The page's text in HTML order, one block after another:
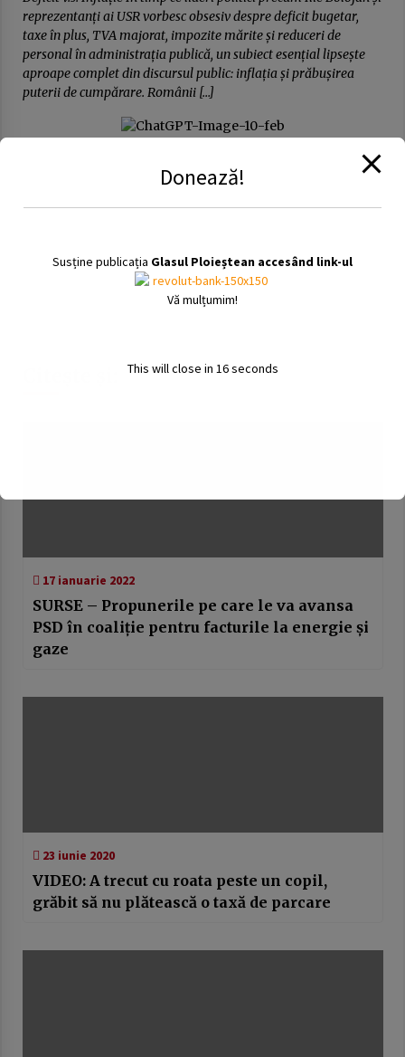
reprezentanți ai USR vorbesc obsesiv despre deficit bugetar,
taxe în plus, TVA majorat, impozite mărite și reduceri de
personal în administrația publică, un subiect esențial lipsește
aproape complet din discursul public: inflația și prăbușirea
puterii de cumpărare. Românii […]
17 ianuarie 2022
SURSE – Propunerile pe care le va avansa
PSD în coaliție pentru facturile la energie și
gaze
23 iunie 2020
VIDEO: A trecut cu roata peste un copil,
grăbit să nu plătească o taxă de parcare
Donează!
Susține publicația Glasul Ploieștean accesând link-ul
Vă mulțumim!
This will close in 16seconds